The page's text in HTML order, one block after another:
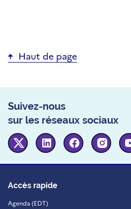
Haut de page
Suivez-nous
sur les réseaux sociaux
Twitter Linkedin Facebook
Accès rapide
Agenda (EDT)